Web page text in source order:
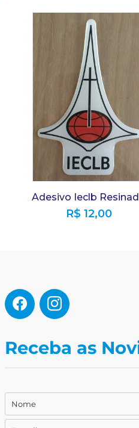
Adesivo Ieclb
R$ 12,00
Receba as
Nome
Nome